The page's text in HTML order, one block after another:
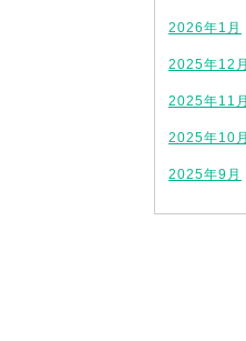
2026年1月
2025年12月
2025年11月
2025年10月
2025年9月